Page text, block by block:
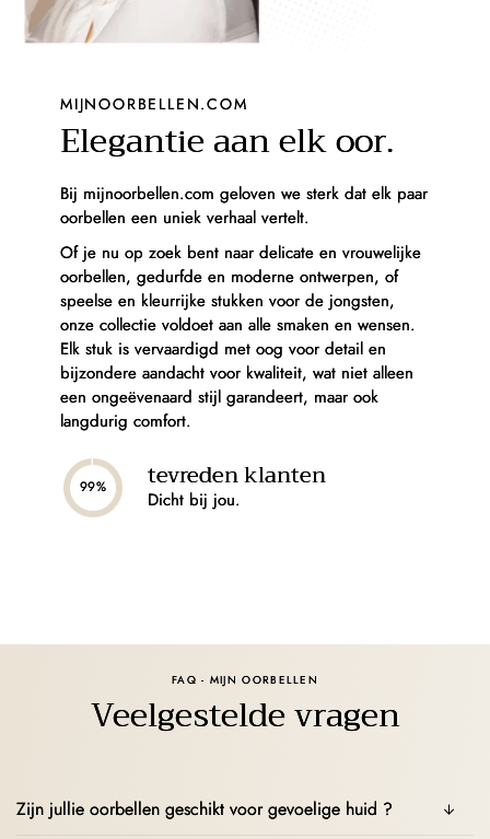
MIJNOORBELLEN.COM
Elegantie aan elk oor.
Bij mijnoorbellen.com geloven we sterk dat elk paar
oorbellen een uniek verhaal vertelt.
Of je nu op zoek bent naar delicate en vrouwelijke
oorbellen, gedurfde en moderne ontwerpen, of
speelse en kleurrijke stukken voor de jongsten,
onze collectie voldoet aan alle smaken en wensen.
Elk stuk is vervaardigd met oog voor detail en
bijzondere aandacht voor kwaliteit, wat niet alleen
een ongeëvenaard stijl garandeert, maar ook
langdurig comfort.
99% tevreden klanten
Dicht bij jou.
FAQ - MIJN OORBELLEN
Veelgestelde vragen
Zijn jullie oorbellen geschikt voor gevoelige huid ?